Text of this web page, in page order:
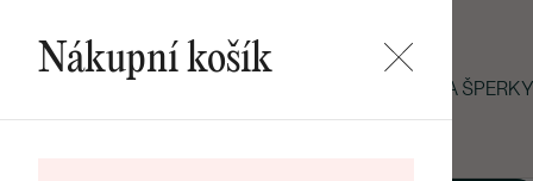
LETNÍ BLACK FRIDAY: −25 % NA
Nákupní košík